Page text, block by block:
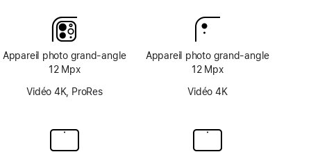
Appareil photo grand‑angle
12 Mpx
Vidéo 4K, ProRes
Appareil photo grand‑angle
12 Mpx
Vidéo 4K